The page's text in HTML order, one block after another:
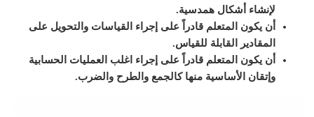
لإنشاء أشكال همدسية.
أن يكون المتعلم قادراً على إجراء القياسات والتحويل على
المقادير القابلة للقياس.
أن يكون المتعلم قادراً على إجراء اغلب العمليات الحسابية
وإتقان الأساسية منها كالجمع والطرح والضرب.